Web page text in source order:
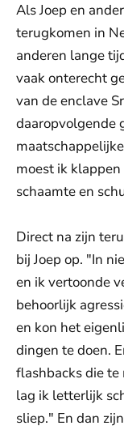
Als Joep en
terugkomen in
anderen lange
vaak onterecht
van de enclave
daaropvolgende
moest ik
schaamte en
Direct na zijn
bij Joep op. "In
en ik vertoonde
behoorlijk
en kon het
dingen te doen.
flashbacks die te
lag ik letterlijk
sliep." En dan